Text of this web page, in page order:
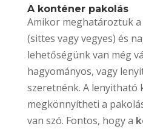
A konténer pakolás
Amikor meghatároztuk
(sittes vagy vegyes) és
lehetőségünk van még
hagyományos, vagy
szeretnénk. A lenyitható
megkönnyítheti a
van szó. Fontos, hogy a